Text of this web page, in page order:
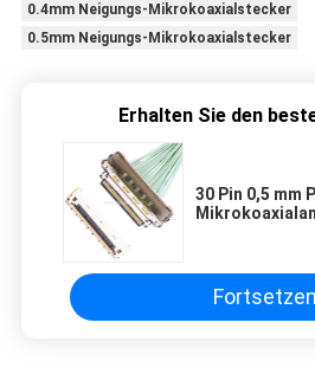
0.4mm Neigungs-Mikrokoaxialstecker
0.5mm Neigungs-Mikrokoaxialstecker
Erhalten Sie den
30 Pin 0,5 mm
Fortsetzen